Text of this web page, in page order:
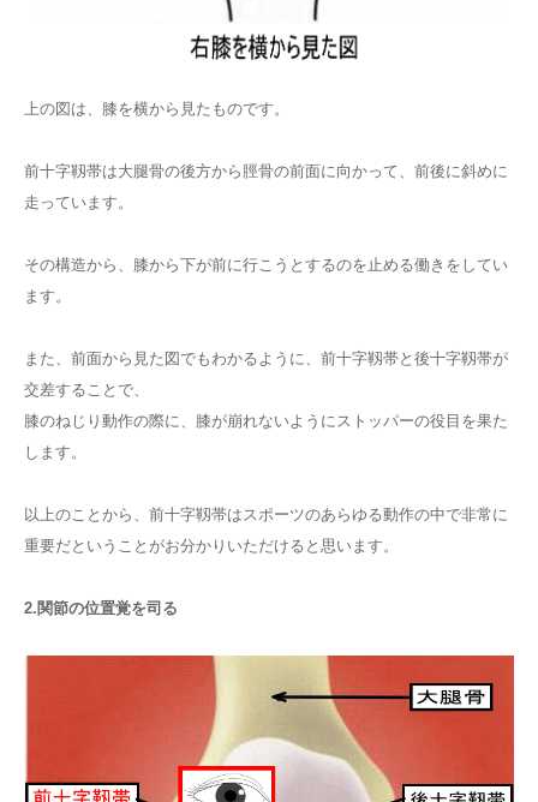
上の図は、膝を横から見たものです。
前十字靱帯は大腿骨の後方から脛骨の前面に向かって、前後に斜めに
走っています。
その構造から、膝から下が前に行こうとするのを止める働きをしてい
ます。
また、前面から見た図でもわかるように、前十字靱帯と後十字靱帯が
交差することで、
膝のねじり動作の際に、膝が崩れないようにストッパーの役目を果た
します。
以上のことから、前十字靱帯はスポーツのあらゆる動作の中で非常に
重要だということがお分かりいただけると思います。
2.関節の位置覚を司る